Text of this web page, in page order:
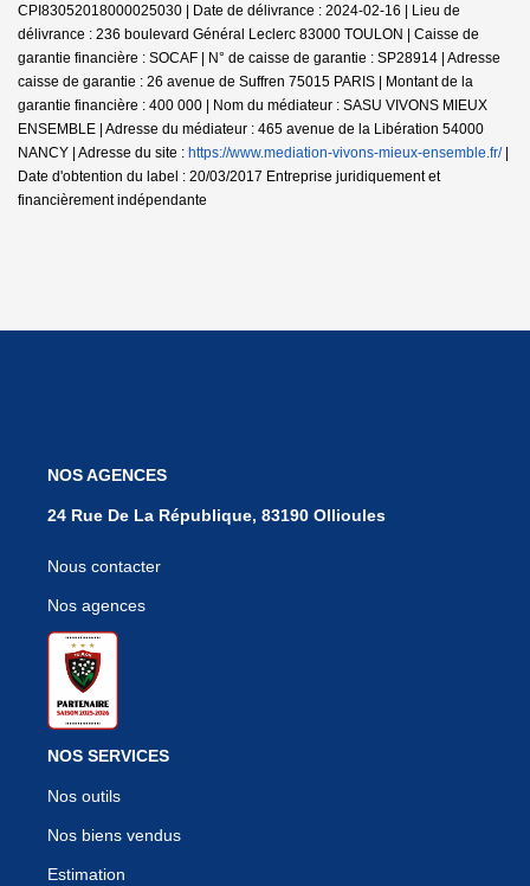
CPI83052018000025030 | Date de délivrance : 2024-02-16 | Lieu de
délivrance : 236 boulevard Général Leclerc 83000 TOULON | Caisse de
garantie financière : SOCAF | N° de caisse de garantie : SP28914 | Adresse
caisse de garantie : 26 avenue de Suffren 75015 PARIS | Montant de la
garantie financière : 400 000 | Nom du médiateur : SASU VIVONS MIEUX
ENSEMBLE | Adresse du médiateur : 465 avenue de la Libération 54000
NANCY | Adresse du site : https://www.mediation-vivons-mieux-ensemble.fr/|
Date d'obtention du label : 20/03/2017 Entreprise juridiquement et
financièrement indépendante
NOS AGENCES
24 Rue De La République, 83190 Ollioules
Nous contacter
Nos agences
NOS SERVICES
Nos outils
Nos biens vendus
Estimation